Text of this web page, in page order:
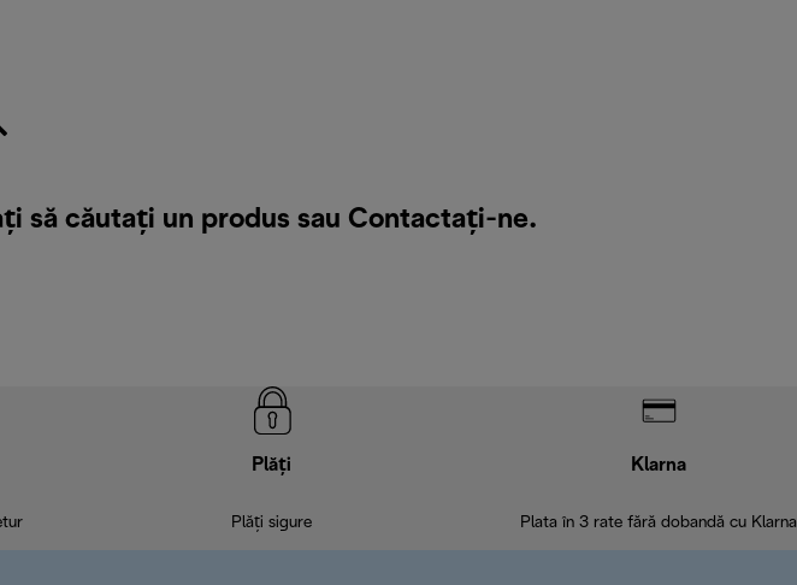
să căutați un produs sau Contactați-ne.
Plăți
Plăți sigure
Klarna
Plata în 3 rate fără dobandă cu Klarna